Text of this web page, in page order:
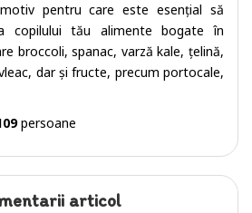
pentru care este esențial să
copilului tău alimente bogate în
broccoli, spanac, varză kale, țelină,
dar și fructe, precum portocale,
persoane
articol